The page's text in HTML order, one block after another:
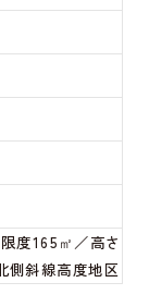
度165㎡／高さ
側斜線高度地区